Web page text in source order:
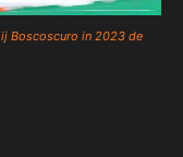
Boscoscuro in 2023 de